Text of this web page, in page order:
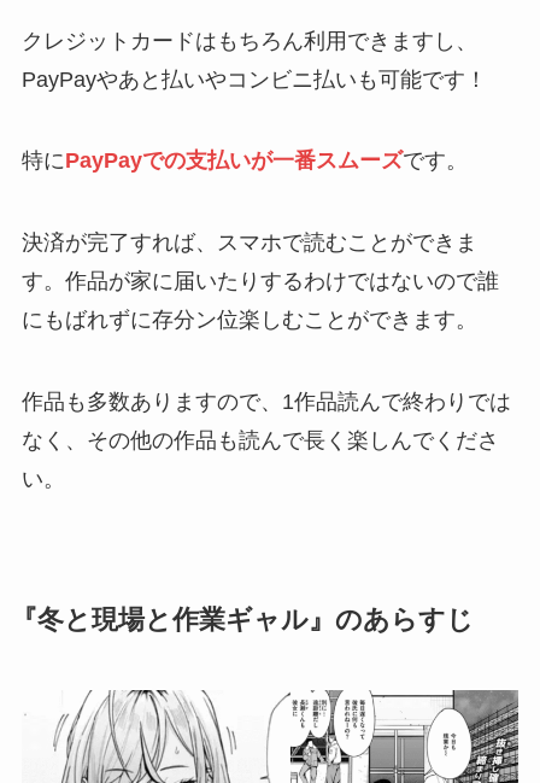
クレジットカードはもちろん利用できますし、
PayPayやあと払いやコンビニ払いも可能です！
特にPayPayでの支払いが一番スムーズです。
決済が完了すれば、スマホで読むことができま
す。作品が家に届いたりするわけではないので誰
にもばれずに存分ン位楽しむことができます。
作品も多数ありますので、1作品読んで終わりでは
なく、その他の作品も読んで長く楽しんでくださ
い。
『冬と現場と作業ギャル』のあらすじ